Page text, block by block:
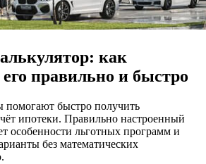
как
его правильно и быстро
помогают быстро получить
ипотеки. Правильно настроенный
особенности льготных программ и
без математических